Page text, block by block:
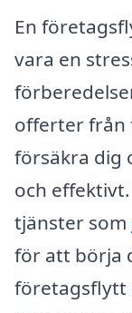
En
vara en
offerter från
försäkra dig
och
tjänster som
för att börja
företagsflytt